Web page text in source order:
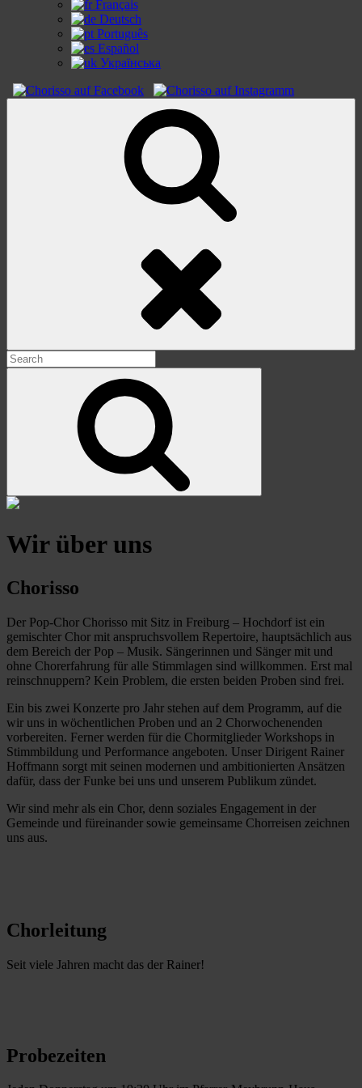
Français
Deutsch
Português
Español
Українська
Search
for:
Wir über uns
Chorisso
Der Pop-Chor Chorisso mit Sitz in Freiburg – Hochdorf ist ein
gemischter Chor mit anspruchsvollem Repertoire, hauptsächlich aus
dem Bereich der Pop – Musik. Sängerinnen und Sänger mit und
ohne Chorerfahrung für alle Stimmlagen sind willkommen. Erst mal
reinschnuppern? Kein Problem, die ersten beiden Proben sind frei.
Ein bis zwei Konzerte pro Jahr stehen auf dem Programm, auf die
wir uns in wöchentlichen Proben und an 2 Chorwochenenden
vorbereiten. Ferner werden für die Chormitglieder Workshops in
Stimmbildung und Performance angeboten. Unser Dirigent Rainer
Hoffmann sorgt mit seinen modernen und ambitionierten Ansätzen
dafür, dass der Funke bei uns und unserem Publikum zündet.
Wir sind mehr als ein Chor, denn soziales Engagement in der
Gemeinde und füreinander sowie gemeinsame Chorreisen zeichnen
uns aus.
Chorleitung
Seit viele Jahren macht das der Rainer!
Probezeiten